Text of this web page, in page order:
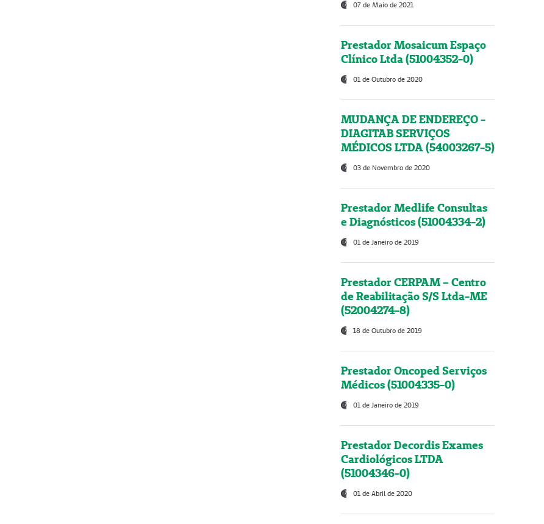
07 de Maio de 2021
Prestador Mosaicum Espaço
Clínico Ltda (51004352-0)
01 de Outubro de 2020
MUDANÇA DE ENDEREÇO -
DIAGITAB SERVIÇOS
MÉDICOS LTDA (54003267-5)
03 de Novembro de 2020
Prestador Medlife Consultas
e Diagnósticos (51004334-2)
01 de Janeiro de 2019
Prestador CERPAM – Centro
de Reabilitação S/S Ltda-ME
(52004274-8)
18 de Outubro de 2019
Prestador Oncoped Serviços
Médicos (51004335-0)
01 de Janeiro de 2019
Prestador Decordis Exames
Cardiológicos LTDA
(51004346-0)
01 de Abril de 2020